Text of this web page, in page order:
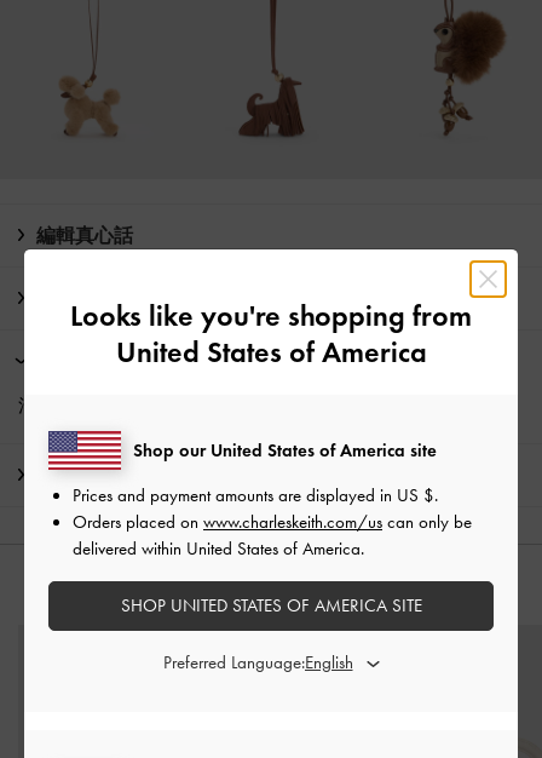
編輯真心話
消費滿HK$350即享
運送 & 退貨
猜你喜歡
Looks like you're shopping from
United States of America
Shop our United States of America site
Prices and payment amounts are displayed in US $.
Orders placed on www.charleskeith.com/us can only be
delivered within United States of America.
SHOP UNITED STATES OF AMERICA SITE
Preferred Language: